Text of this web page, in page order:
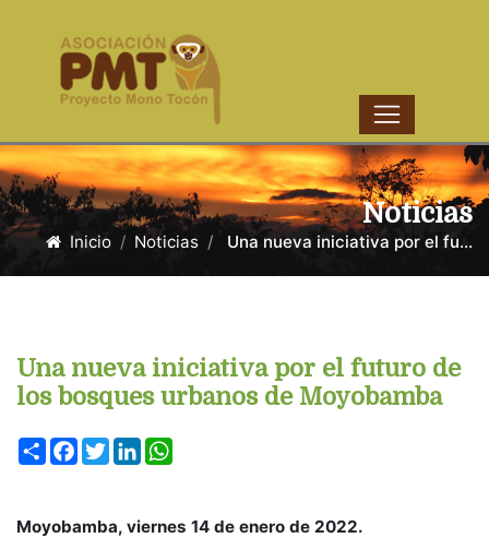
Noticias
Inicio Noticias Una nueva iniciativa por el fu...
Una nueva iniciativa por el futuro de
los bosques urbanos de Moyobamba
ShareFacebook
TwitterLinkedIn
Moyobamba, viernes 14 de enero de 2022.